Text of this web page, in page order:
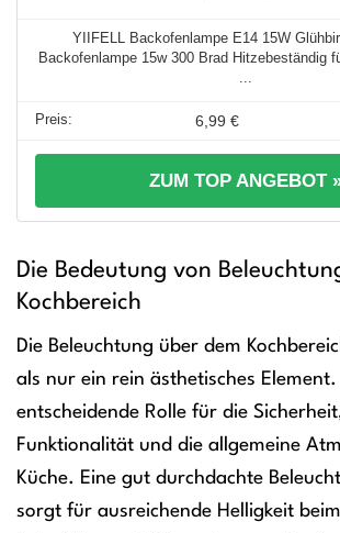
YIIFELL Backofenlampe E14 15W
Backofenlampe 15w 300 Brad Hitzebeständig
6,99 €
ZUM TOP ANGEBOT
Die Bedeutung von
Kochbereich
Die Beleuchtung über dem
als nur ein rein ästhetisches Element.
entscheidende Rolle für die
Funktionalität und die allgemeine
Küche. Eine gut durchdachte
sorgt für ausreichende Helligkeit